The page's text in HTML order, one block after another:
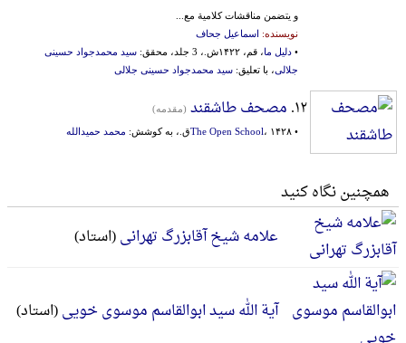
و یتضمن مناقشات کلامیة مع...
نویسنده: اسماعیل جحاف
• دلیل ما، قم، ۱۴۲۲ش.، 3 جلد، محقق:
سید محمدجواد حسینی
جلالی، با تعلیق: سید محمدجواد حسینی جلالی
۱۲. مصحف طاشقند (مقدمه)
•
The Open School، ۱۴۲۸ق.، به کوشش: محمد حمیدالله
همچنین نگاه کنید
علامه شیخ آقابزرگ تهرانی(استاد)
آیة الله سید ابوالقاسم موسوی خویی(استاد)